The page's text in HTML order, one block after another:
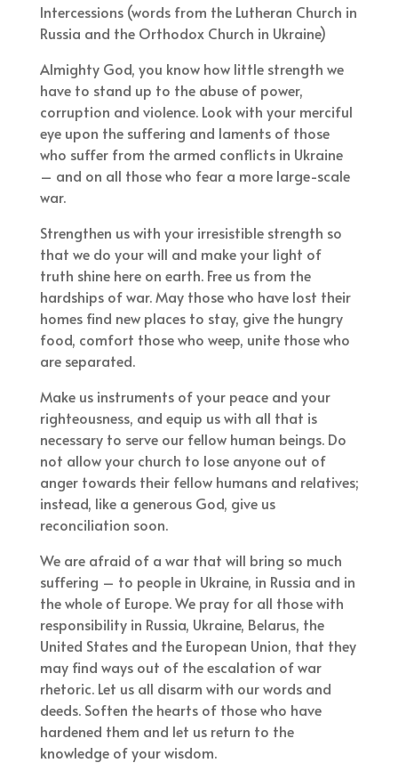
Intercessions (words from the Lutheran Church in
Russia and the Orthodox Church in Ukraine)
Almighty God, you know how little strength we
have to stand up to the abuse of power,
corruption and violence. Look with your merciful
eye upon the suffering and laments of those
who suffer from the armed conflicts in Ukraine
– and on all those who fear a more large-scale
war.
Strengthen us with your irresistible strength so
that we do your will and make your light of
truth shine here on earth. Free us from the
hardships of war. May those who have lost their
homes find new places to stay, give the hungry
food, comfort those who weep, unite those who
are separated.
Make us instruments of your peace and your
righteousness, and equip us with all that is
necessary to serve our fellow human beings. Do
not allow your church to lose anyone out of
anger towards their fellow humans and relatives;
instead, like a generous God, give us
reconciliation soon.
We are afraid of a war that will bring so much
suffering – to people in Ukraine, in Russia and in
the whole of Europe. We pray for all those with
responsibility in Russia, Ukraine, Belarus, the
United States and the European Union, that they
may find ways out of the escalation of war
rhetoric. Let us all disarm with our words and
deeds. Soften the hearts of those who have
hardened them and let us return to the
knowledge of your wisdom.